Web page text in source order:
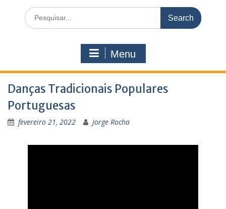
S
e
f
o
Menu
Danças Tradicionais Populares
Portuguesas
fevereiro 21, 2022 Jorge Rocha